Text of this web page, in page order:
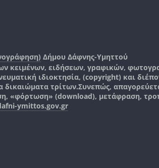
Δήμου Δάφνης-Υμηττού
κειμένων, ειδήσεων, γραφικών,
ιδιοκτησία, (copyright) και
δικαιώματα τρίτων.Συνεπώς,
«φόρτωση» (download), μετάφραση,
ymittos.gov.gr